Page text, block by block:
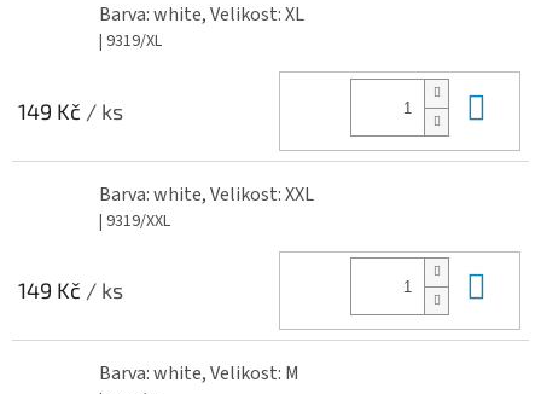
Barva: white, Velikost: XL
| 9319/XL
149 Kč / ks
Barva: white, Velikost: XXL
| 9319/XXL
149 Kč / ks
Barva: white, Velikost: M